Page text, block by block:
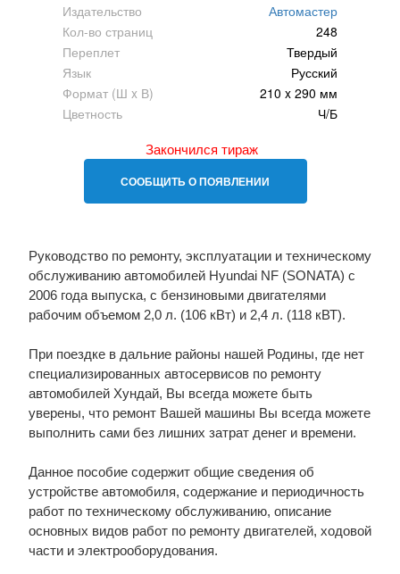
Издательство
Автомастер
Кол-во страниц
248
Переплет
Твердый
Язык
Русский
Формат (Ш x В)
210 x 290 мм
Цветность
Ч/Б
Закончился тираж
СООБЩИТЬ О ПОЯВЛЕНИИ
Руководство по ремонту, эксплуатации и техническому
обслуживанию автомобилей Hyundai NF (SONATA) с
2006 года выпуска, с бензиновыми двигателями
рабочим объемом 2,0 л. (106 кВт) и 2,4 л. (118 кВТ).
При поездке в дальние районы нашей Родины, где нет
специализированных автосервисов по ремонту
автомобилей Хундай, Вы всегда можете быть
уверены, что ремонт Вашей машины Вы всегда можете
выполнить сами без лишних затрат денег и времени.
Данное пособие содержит общие сведения об
устройстве автомобиля, содержание и периодичность
работ по техническому обслуживанию, описание
основных видов работ по ремонту двигателей, ходовой
части и электрооборудования.